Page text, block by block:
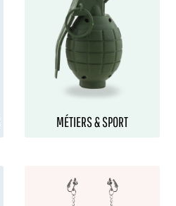
MÉTIERS & SPORT